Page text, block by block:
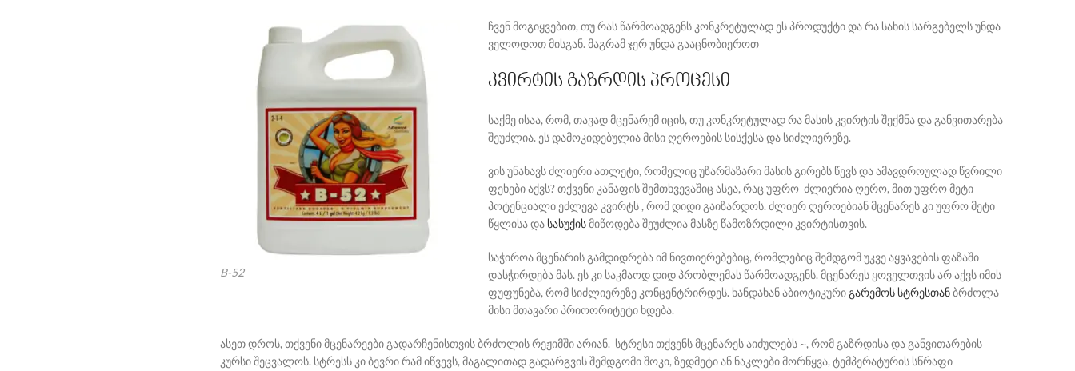
B-52
ჩვენ მოგიყვებით, თუ რას წარმოადგენს კონკრეტულად ეს პროდუქტი და რა სახის სარგებელს უნდა
ველოდოთ მისგან. მაგრამ ჯერ უნდა გააცნობიეროთ
კვირტის გაზრდის პროცესი
საქმე ისაა, რომ, თავად მცენარემ იცის, თუ კონკრეტულად რა მასის კვირტის შექმნა და განვითარება
შეუძლია. ეს დამოკიდებულია მისი ღეროების სისქესა და სიძლიერეზე.
ვის უნახავს ძლიერი ათლეტი, რომელიც უზარმაზარი მასის გირებს წევს და ამავდროულად წვრილი
ფეხები აქვს? თქვენი კანაფის შემთხვევაშიც ასეა, რაც უფრო ძლიერია ღერო, მით უფრო მეტი
პოტენციალი ეძლევა კვირტს , რომ დიდი გაიზარდოს. ძლიერ ღეროებიან მცენარეს კი უფრო მეტი
წყლისა და სასუქისმიწოდება შეუძლია მასზე წამოზრდილი კვირტისთვის.
საჭიროა მცენარის გამდიდრება იმ ნივთიერებებიც, რომლებიც შემდგომ უკვე აყვავების ფაზაში
დასჭირდება მას. ეს კი საკმაოდ დიდ პრობლემას წარმოადგენს. მცენარეს ყოველთვის არ აქვს იმის
ფუფუნება, რომ სიძლიერეზე კონცენტრირდეს. ხანდახან აბიოტიკურიგარემოს სტრესთანბრძოლა
მისი მთავარი პრიოორიტეტი ხდება.
ასეთ დროს, თქვენი მცენარეები გადარჩენისთვის ბრძოლის რეჟიმში არიან. სტრესი თქვენს მცენარეს აიძულებს ~, რომ გაზრდისა და განვითარების
კურსი შეცვალოს. სტრესს კი ბევრი რამ იწვევს, მაგალითად გადარგვის შემდგომი შოკი, ზედმეტი ან ნაკლები მორწყვა, ტემპერატურის სწრაფი